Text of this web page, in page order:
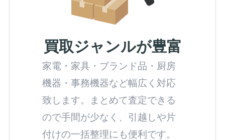
買取ジャンルが豊富
家電・家具・ブランド品・厨房
機器・事務機器など幅広く対応
致します。まとめて査定できる
ので手間が少なく、引越しや片
付けの一括整理にも便利です。